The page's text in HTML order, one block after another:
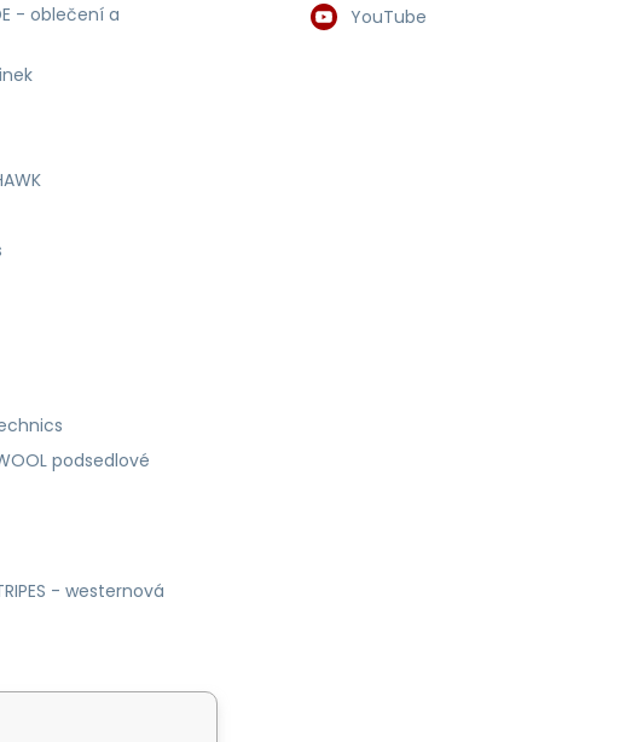
- oblečení a
podsedlové
- westernová
YouTube